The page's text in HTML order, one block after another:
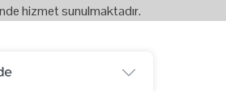
hizmet sunulmaktadır.